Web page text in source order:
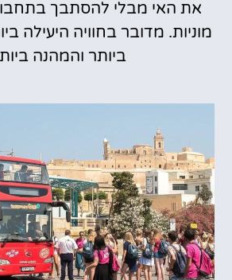
את האי מבלי להסתבך
מוניות. מדובר בחוויה היעילה
ביותר והמהנה